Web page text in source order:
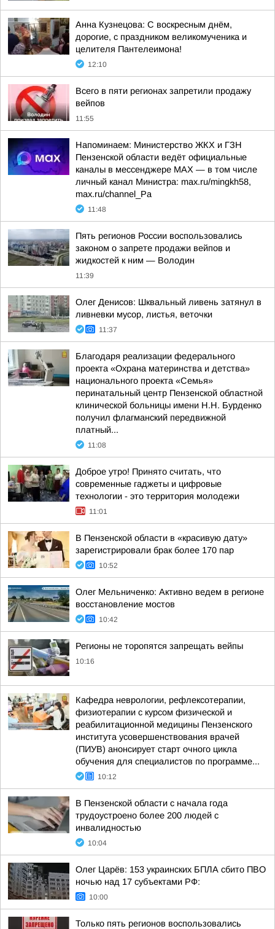
Анна Кузнецова: С воскресным днём,
дорогие, с праздником великомученика и
целителя Пантелеимона!
12:10
Всего в пяти регионах запретили продажу
вейпов
11:55
Напоминаем: Министерство ЖКХ и ГЗН
Пензенской области ведёт официальные
каналы в мессенджере МАХ — в том числе
личный канал Министра: max.ru/mingkh58,
max.ru/channel_Pa
11:48
Пять регионов России воспользовались
законом о запрете продажи вейпов и
жидкостей к ним — Володин
11:39
Олег Денисов: Шквальный ливень затянул в
ливневки мусор, листья, веточки
11:37
Благодаря реализации федерального
проекта «Охрана материнства и детства»
национального проекта «Семья»
перинатальный центр Пензенской областной
клинической больницы имени Н.Н. Бурденко
получил флагманский передвижной
платный...
11:08
Доброе утро! Принято считать, что
современные гаджеты и цифровые
технологии - это территория молодежи
11:01
В Пензенской области в «красивую дату»
зарегистрировали брак более 170 пар
10:52
Олег Мельниченко: Активно ведем в регионе
восстановление мостов
10:42
Регионы не торопятся запрещать вейпы
10:16
Кафедра неврологии, рефлексотерапии,
физиотерапии с курсом физической и
реабилитационной медицины Пензенского
института усовершенствования врачей
(ПИУВ) анонсирует старт очного цикла
обучения для специалистов по программе...
10:12
В Пензенской области с начала года
трудоустроено более 200 людей с
инвалидностью
10:04
Олег Царёв: 153 украинских БПЛА сбито ПВО
ночью над 17 субъектами РФ:
10:00
Только пять регионов воспользовались